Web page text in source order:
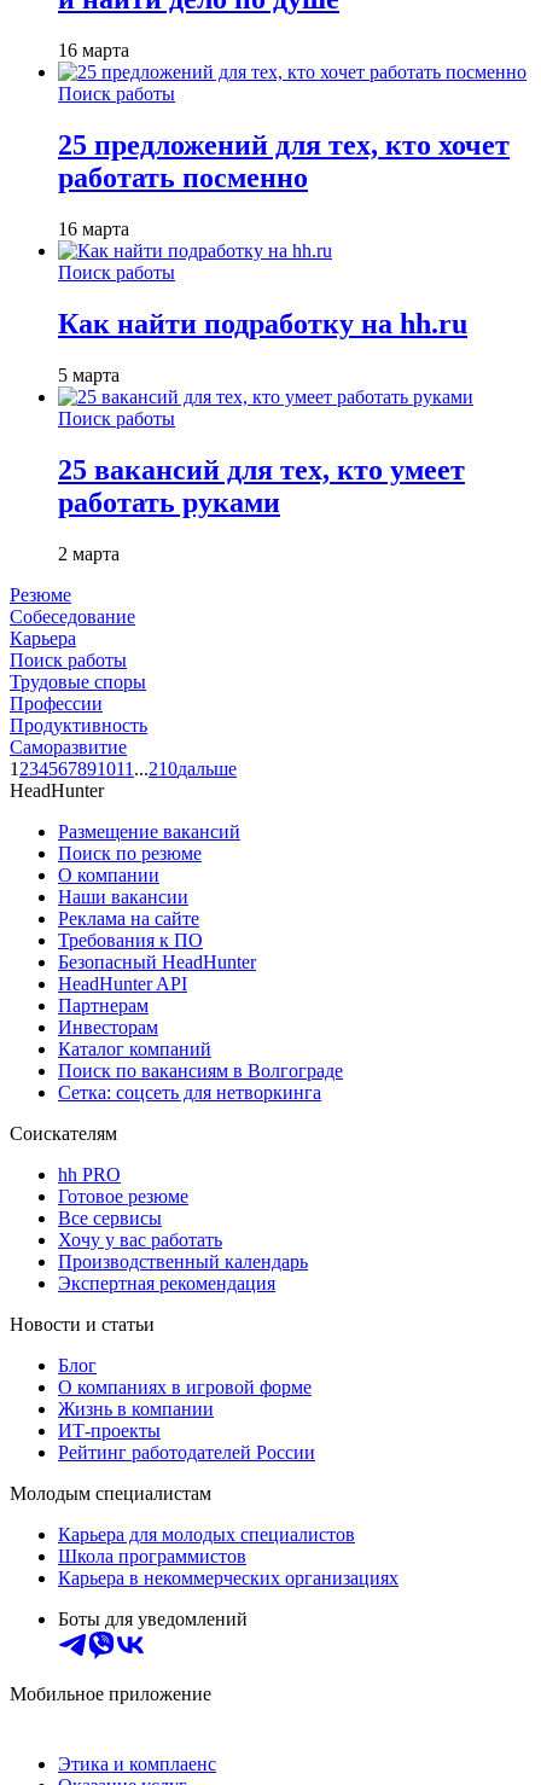
16 марта
Поиск работы
25 предложений для тех, кто хочет
работать посменно
16 марта
Поиск работы
Как найти подработку на hh.ru
5 марта
Поиск работы
25 вакансий для тех, кто умеет
работать руками
2 марта
Резюме
Собеседование
Карьера
Поиск работы
Трудовые споры
Профессии
Продуктивность
Саморазвитие
1 234567891011 ...210дальше
HeadHunter
Размещение вакансий
Поиск по резюме
О компании
Наши вакансии
Реклама на сайте
Требования к ПО
Безопасный HeadHunter
HeadHunter API
Партнерам
Инвесторам
Каталог компаний
Поиск по вакансиям в Волгограде
Сетка: соцсеть для нетворкинга
Соискателям
hh PRO
Готовое резюме
Все сервисы
Хочу у вас работать
Производственный календарь
Экспертная рекомендация
Новости и статьи
Блог
О компаниях в игровой форме
Жизнь в компании
ИТ-проекты
Рейтинг работодателей России
Молодым специалистам
Карьера для молодых специалистов
Школа программистов
Карьера в некоммерческих организациях
Боты для уведомлений
Мобильное приложение
Этика и комплаенс